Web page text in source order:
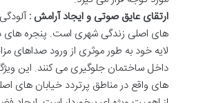
ارتقای عایق صوتی وایجاد آرامش :آلودگی
های اصلی زندگی شهری است. پنجره های
لایه خود به طورموثری از ورود صداهای
داخل ساختمان جلوگیری می کنند. این
های واقع درمناطق پرتردد خیابان های